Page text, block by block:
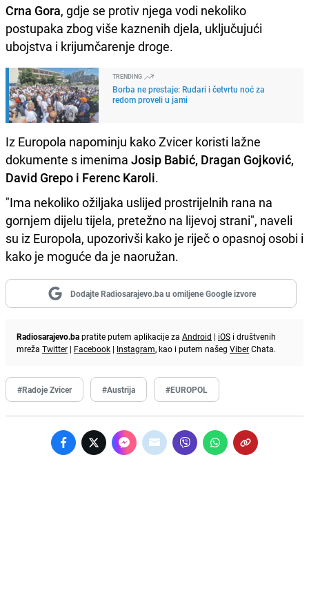
Crna Gora, gdje se protiv njega vodi nekoliko
postupaka zbog više kaznenih djela, uključujući
ubojstva i krijumčarenje droge.
TRENDING
Borba ne prestaje: Rudari i četvrtu noć za
redom proveli u jami
Iz Europola napominju kako Zvicer koristi lažne
dokumente s imenima Josip Babić, Dragan Gojković,
David Grepo i Ferenc Karoli.
"Ima nekoliko ožiljaka uslijed prostrijelnih rana na
gornjem dijelu tijela, pretežno na lijevoj strani", naveli
su iz Europola, upozorivši kako je riječ o opasnoj osobi i
kako je moguće da je naoružan.
Dodajte Radiosarajevo.ba u omiljene Google izvore
Radiosarajevo.bapratite putem aplikacije za Android | iOS i društvenih
mreža Twitter | Facebook | Instagram, kao i putem našeg ViberChata.
#Radoje Zvicer #Austrija #EUROPOL